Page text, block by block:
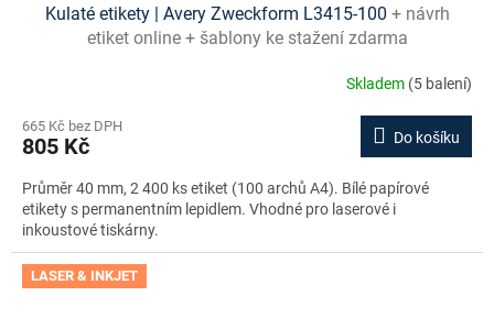
Kulaté etikety | Avery Zweckform L3415-100 + návrh
etiket online + šablony ke stažení zdarma
Skladem (5 balení)
665 Kč bez DPH
805 Kč Do košíku
Průměr 40 mm, 2 400 ks etiket (100 archů A4). Bílé papírové
etikety s permanentním lepidlem. Vhodné pro laserové i
inkoustové tiskárny.
LASER & INKJET